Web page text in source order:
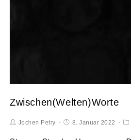
Zwischen(Welten)Worte
Jochen Petry 8. Januar 2022